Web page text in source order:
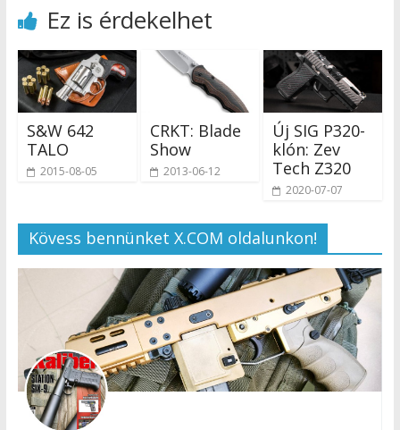
Ez is érdekelhet
S&W 642
TALO
2015-08-05
CRKT: Blade
Show
2013-06-12
Új SIG P320-
klón: Zev
Tech Z320
2020-07-07
Kövess bennünket X.COM oldalunkon!